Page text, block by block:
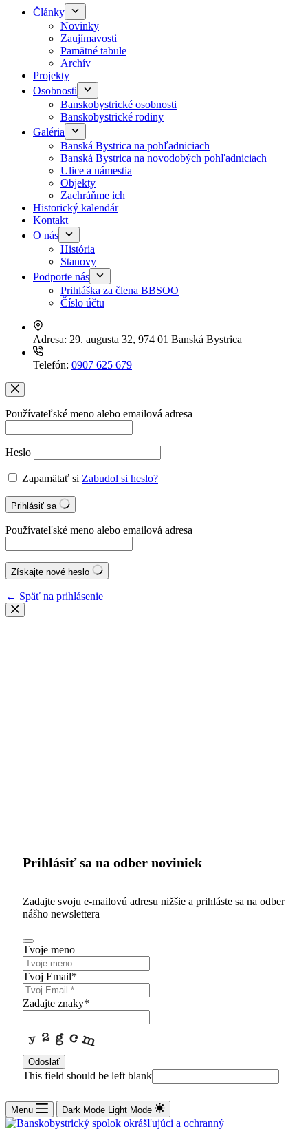
Články
Novinky
Zaujímavosti
Pamätné tabule
Archív
Projekty
Osobnosti
Banskobystrické osobnosti
Banskobystrické rodiny
Galéria
Banská Bystrica na pohľadniciach
Banská Bystrica na novodobých pohľadniciach
Ulice a námestia
Objekty
Zachráňme ich
Historický kalendár
Kontakt
O nás
História
Stanovy
Podporte nás
Prihláška za člena BBSOO
Číslo účtu
Adresa: 29. augusta 32, 974 01 Banská Bystrica
Telefón: 0907 625 679
Používateľské meno alebo emailová adresa
Heslo
Zapamätať si Zabudol si heslo?
Prihlásiť sa
Používateľské meno alebo emailová adresa
Získajte nové heslo
← Späť na prihlásenie
Prihlásiť sa na odber noviniek
Zadajte svoju e-mailovú adresu nižšie a prihláste sa na odber
nášho newslettera
Tvoje meno
Tvoj Email*
Zadajte znaky*
Odoslať
This field should be left blank
Menu Dark Mode Light Mode